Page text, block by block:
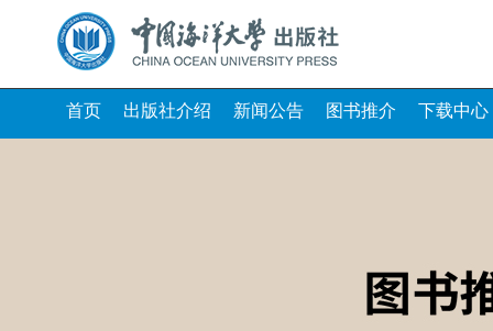
首页 出版社介绍 新闻公告 图书推介 下载中心